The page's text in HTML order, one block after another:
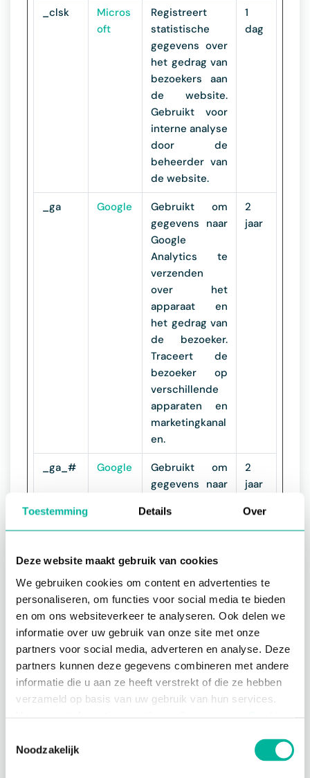
Toestemming Details Over
Deze website maakt gebruik van cookies
We gebruiken cookies om content en advertenties te
personaliseren, om functies voor social media te bieden
en om ons websiteverkeer te analyseren. Ook delen we
informatie over uw gebruik van onze site met onze
partners voor social media, adverteren en analyse. Deze
partners kunnen deze gegevens combineren met andere
informatie die u aan ze heeft verstrekt of die ze hebben
verzameld op basis van uw gebruik van hun services.
Noodzakelijk
_clsk
Micros
oft
Registreert
statistische
gegevens over
het gedrag van
bezoekers aan
de website.
Gebruikt voor
interne analyse
door de
beheerder van
de website.
1
dag
_ga Google
Gebruikt om
gegevens naar
Google
Analytics te
verzenden
over het
apparaat en
het gedrag van
de bezoeker.
Traceert de
bezoeker op
verschillende
apparaten en
marketingkanal
en.
2
jaar
_ga_# Google
Gebruikt om
gegevens naar
Analytics te
verzenden
apparaat en
het gedrag van
de bezoeker.
Traceert de
bezoeker op
verschillende
apparaten en
marketingkanal
en.
2
jaar
maa
nde